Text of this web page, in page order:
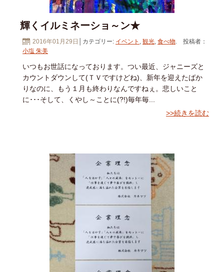
輝くイルミネーショ～ン★
2016年01月29日 │カテゴリー: イベント , 観光, 食べ物. 投稿者：
小塩 朱美
いつもお世話になっております。つい最近、ジャニーズと
カウントダウンして(ＴＶですけどね)、新年を迎えたばか
りなのに、もう１月も終わりなんですねぇ。悲しいこと
に･･･そして、くやし～ことに(?!)毎年毎...
>>続きを読む